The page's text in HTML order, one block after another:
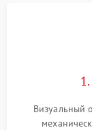
Визуальный